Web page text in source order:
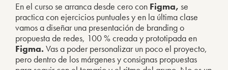
En el curso se arranca desde cero con Figma, se
practica con ejercicios puntuales y en la última clase
vamos a diseñar una presentación de branding o
propuesta de redes, 100 % creada y prototipada en
Figma. Vas a poder personalizar un poco el proyecto,
pero dentro de los márgenes y consignas propuestas